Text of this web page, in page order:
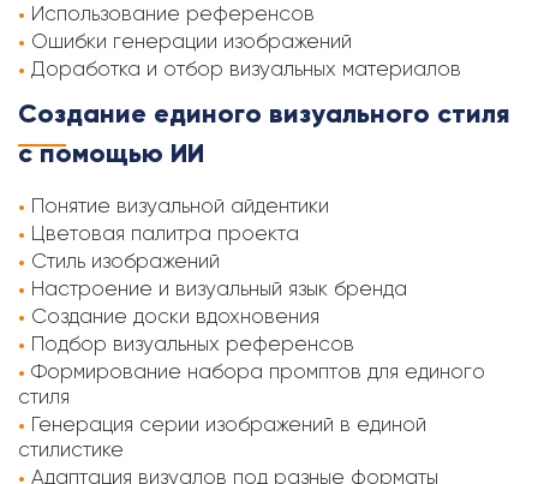
Использование референсов
Ошибки генерации изображений
Доработка и отбор визуальных материалов
Создание единого визуального стиля
с помощью ИИ
Понятие визуальной айдентики
Цветовая палитра проекта
Стиль изображений
Настроение и визуальный язык бренда
Создание доски вдохновения
Подбор визуальных референсов
Формирование набора промптов для единого
стиля
Генерация серии изображений в единой
стилистике
Адаптация визуалов под разные форматы